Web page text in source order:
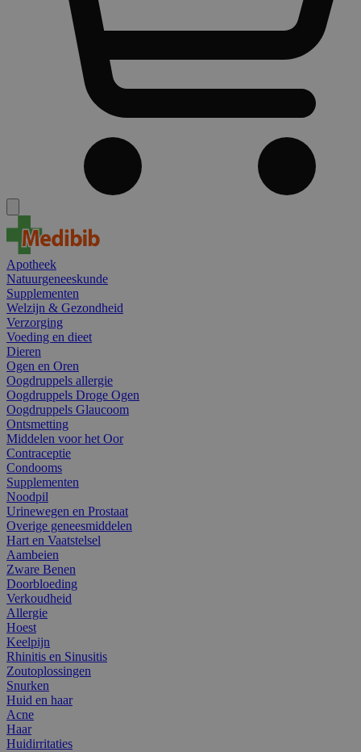
Apotheek
Natuurgeneeskunde
Supplementen
Welzijn & Gezondheid
Verzorging
Voeding en dieet
Dieren
Ogen en Oren
Oogdruppels allergie
Oogdruppels Droge Ogen
Oogdruppels Glaucoom
Ontsmetting
Middelen voor het Oor
Contraceptie
Condooms
Supplementen
Noodpil
Urinewegen en Prostaat
Overige geneesmiddelen
Hart en Vaatstelsel
Aambeien
Zware Benen
Doorbloeding
Verkoudheid
Allergie
Hoest
Keelpijn
Rhinitis en Sinusitis
Zoutoplossingen
Snurken
Huid en haar
Acne
Haar
Huidirritaties